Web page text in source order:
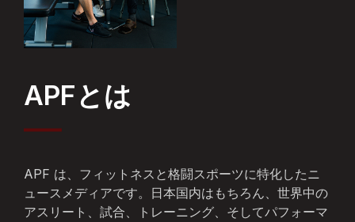
APFとは
APF は、フィットネスと格闘スポーツに特化したニ
ュースメディアです。日本国内はもちろん、世界中の
アスリート、試合、トレーニング、そしてパフォーマ